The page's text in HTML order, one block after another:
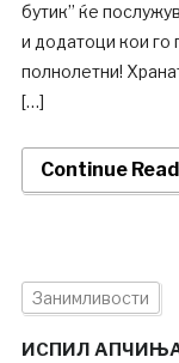
бутик” ќе
и додатоци кои го
полнолетни!
[…]
Continue
Занимливости
ИСПИЛ